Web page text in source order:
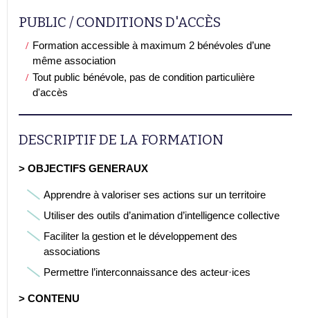
PUBLIC / CONDITIONS D'ACCÈS
Formation accessible à maximum 2 bénévoles d’une
même association
Tout public bénévole, pas de condition particulière
d'accès
DESCRIPTIF DE LA FORMATION
> OBJECTIFS GENERAUX
Apprendre à valoriser ses actions sur un territoire
Utiliser des outils d’animation d’intelligence collective
Faciliter la gestion et le développement des
associations
Permettre l’interconnaissance des acteur·ices
> CONTENU